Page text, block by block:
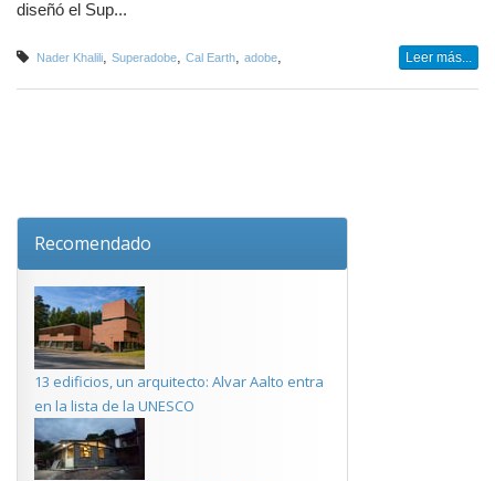
diseñó el Sup...
Nader Khalili, Superadobe, Cal Earth, adobe, Leer más...
Recomendado
13 edificios, un arquitecto: Alvar Aalto entra
en la lista de la UNESCO